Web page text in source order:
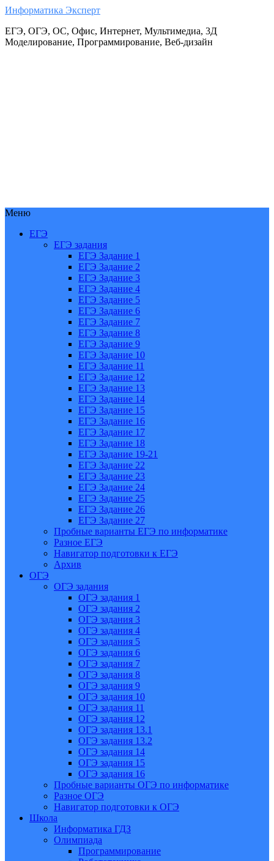
Информатика Эксперт
ЕГЭ, ОГЭ, ОС, Офис, Интернет, Мультимедиа, 3Д
Моделирование, Программирование, Веб-дизайн
Меню
ЕГЭ
ЕГЭ задания
ЕГЭ Задание 1
ЕГЭ Задание 2
ЕГЭ Задание 3
ЕГЭ Задание 4
ЕГЭ Задание 5
ЕГЭ Задание 6
ЕГЭ Задание 7
ЕГЭ Задание 8
ЕГЭ Задание 9
ЕГЭ Задание 10
ЕГЭ Задание 11
ЕГЭ Задание 12
ЕГЭ Задание 13
ЕГЭ Задание 14
ЕГЭ Задание 15
ЕГЭ Задание 16
ЕГЭ Задание 17
ЕГЭ Задание 18
ЕГЭ Задание 19-21
ЕГЭ Задание 22
ЕГЭ Задание 23
ЕГЭ Задание 24
ЕГЭ Задание 25
ЕГЭ Задание 26
ЕГЭ Задание 27
Пробные варианты ЕГЭ по информатике
Разное ЕГЭ
Навигатор подготовки к ЕГЭ
Архив
ОГЭ
ОГЭ задания
ОГЭ задания 1
ОГЭ задания 2
ОГЭ задания 3
ОГЭ задания 4
ОГЭ задания 5
ОГЭ задания 6
ОГЭ задания 7
ОГЭ задания 8
ОГЭ задания 9
ОГЭ задания 10
ОГЭ задания 11
ОГЭ задания 12
ОГЭ задания 13.1
ОГЭ задания 13.2
ОГЭ задания 14
ОГЭ задания 15
ОГЭ задания 16
Пробные варианты ОГЭ по информатике
Разное ОГЭ
Навигатор подготовки к ОГЭ
Школа
Информатика ГДЗ
Олимпиада
Программирование